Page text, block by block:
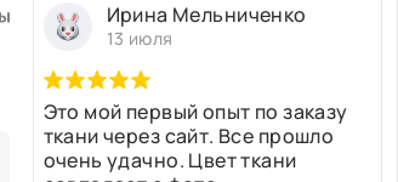
Ирина Мельниченко
13 июля
Это мой первый опыт по заказу
ткани через сайт. Все прошло
очень удачно. Цвет ткани